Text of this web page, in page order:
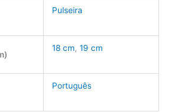
Pulseira
18 cm, 19 cm
Português